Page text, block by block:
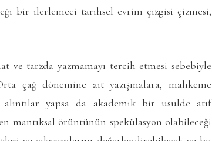
bir ilerlemeci tarihsel evrim çizgisi çizmesi,
ve tarzda yazmamayı tercih etmesi sebebiyle
çağ dönemine ait yazışmalara, mahkeme
alıntılar yapsa da akademik bir usulde atıf
mantıksal örüntünün spekülasyon olabileceği